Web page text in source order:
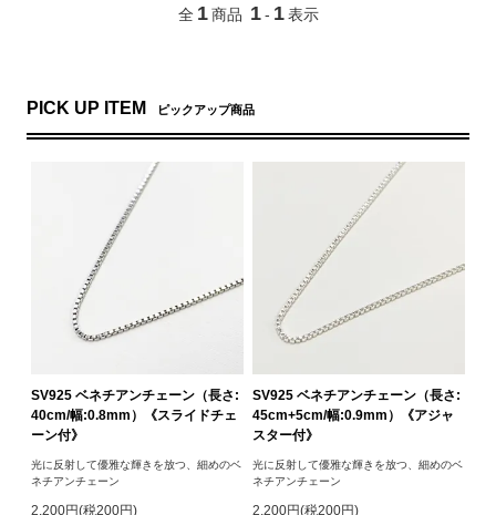
全 1 商品 1 - 1 表示
PICK UP ITEM ピックアップ商品
SV925 ベネチアンチェーン（長さ:
40cm/幅:0.8mm）《スライドチェ
ーン付》
光に反射して優雅な輝きを放つ、細めのベ
ネチアンチェーン
2,200円(税200円)
SV925 ベネチアンチェーン（長さ:
45cm+5cm/幅:0.9mm）《アジャ
スター付》
光に反射して優雅な輝きを放つ、細めのベ
ネチアンチェーン
2,200円(税200円)